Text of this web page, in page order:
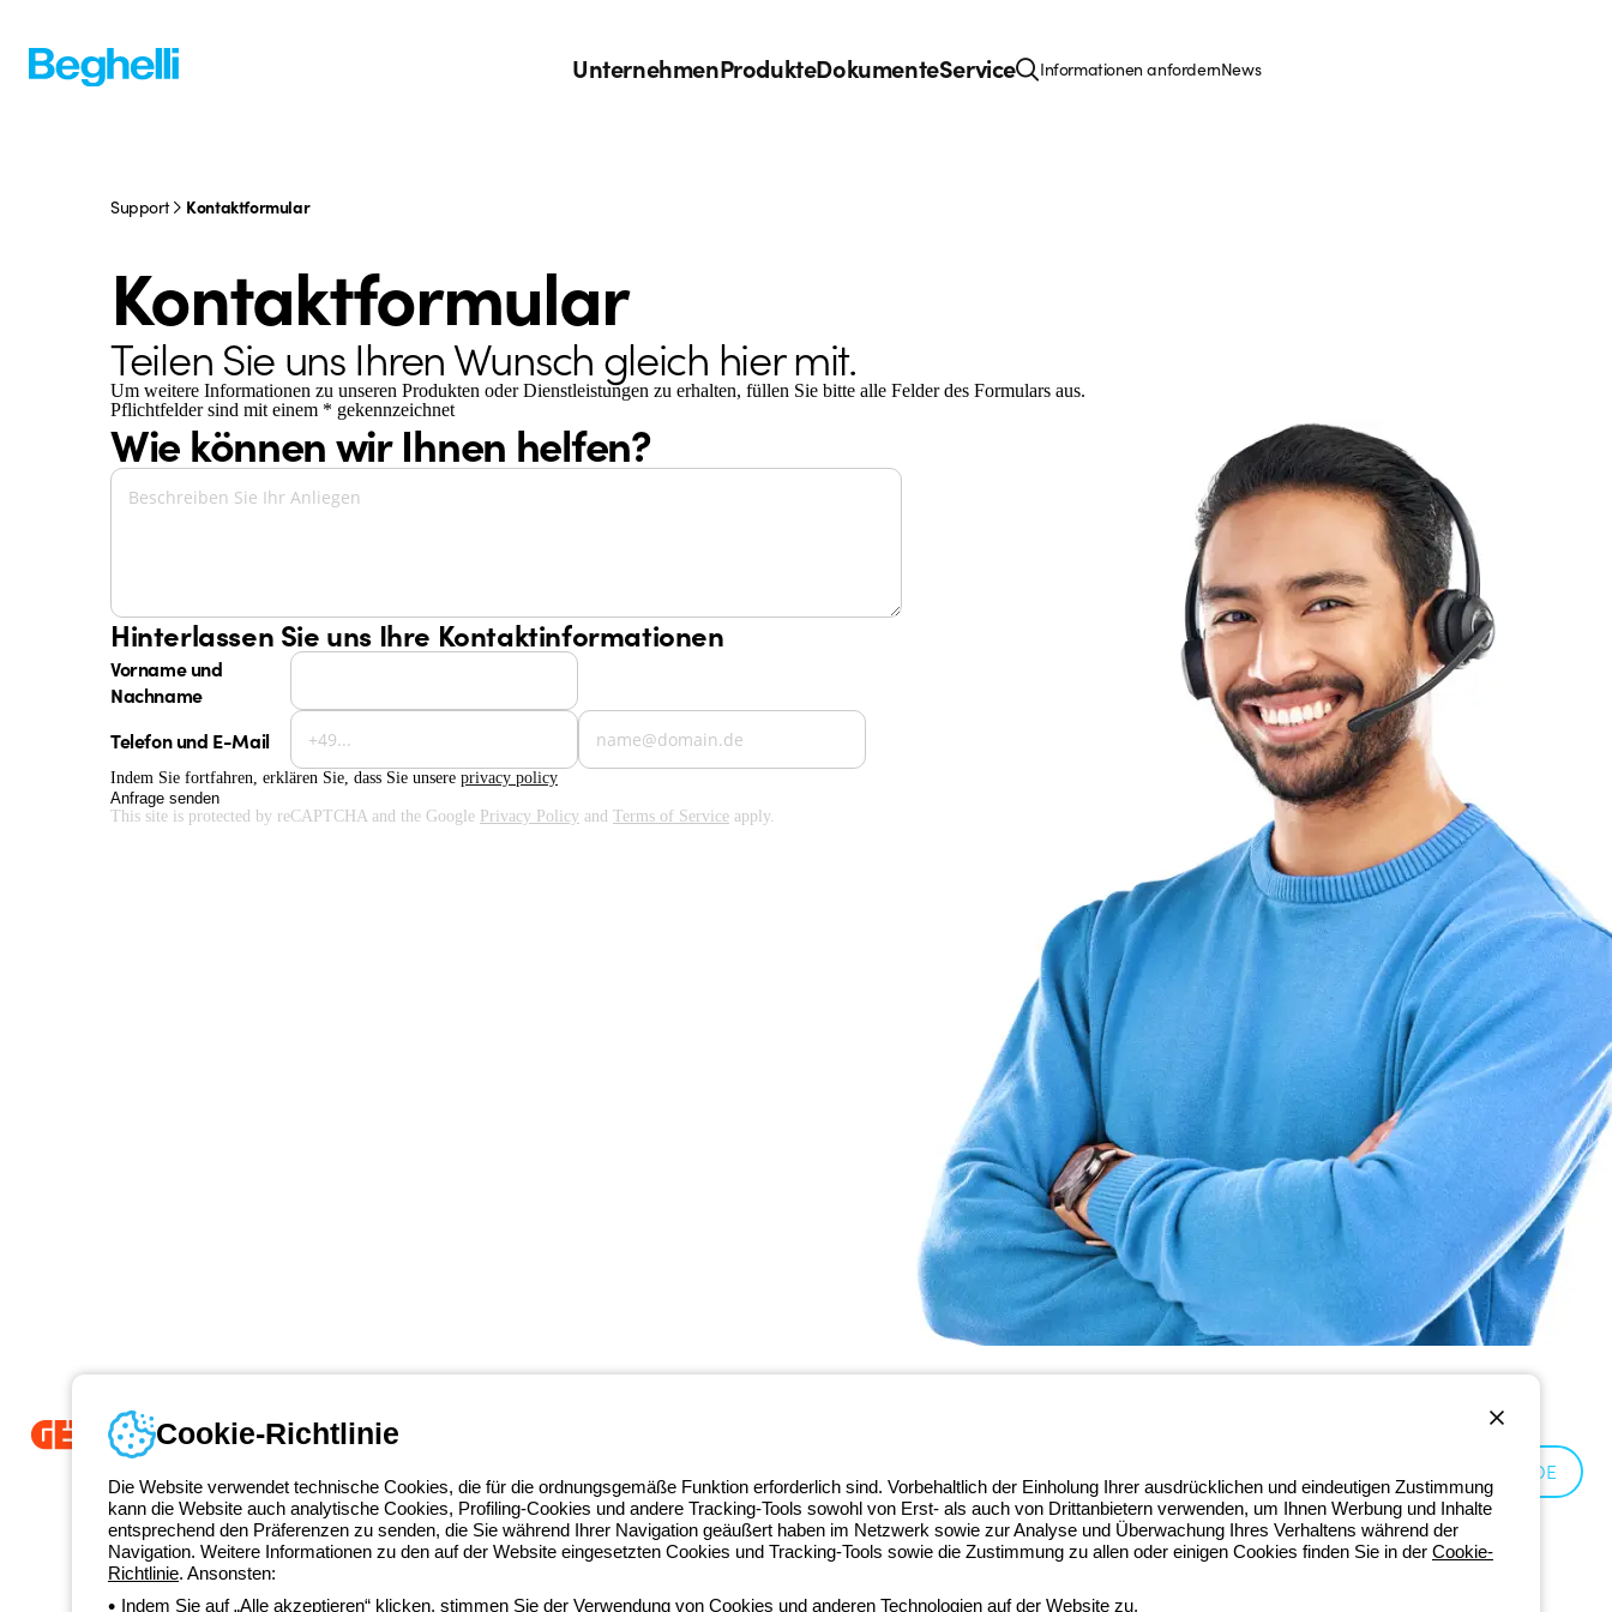
UnternehmenProdukteDokumenteService Informationen anfordernNews
Support Kontaktformular
Kontaktformular
Teilen Sie uns Ihren Wunsch gleich hier mit.
Um weitere Informationen zu unseren Produkten oder Dienstleistungen zu erhalten, füllen Sie bitte alle Felder des Formulars aus.
Pflichtfelder sind mit einem * gekennzeichnet
Wie können wir Ihnen helfen?
Hinterlassen Sie uns Ihre Kontaktinformationen
Vorname und
Nachname
Telefon und E-Mail
Indem Sie fortfahren, erklären Sie, dass Sie unsere privacy policy
Anfrage senden
This site is protected by reCAPTCHA and the Google Privacy Policy and Terms of Service apply.
Seit 2025 ist Beghelli Teil der GEWISS Group und Teil des GEWISS LightZone-Ökosystems, in dem wir
integrierte Beleuchtungslösungen entwickeln, die Komplexität in Einfachheit verwandeln und Fachleute
sowie Endnutzer dabei unterstützen, ihre Anforderungen zu erfüllen.Erfahren Sie mehr über GEWISS.
DE
Kontakt
Montag bis Freitag von 8:00 bis 17:00 Uhr +49 2064 97010
Cookie-Richtlinie
Die Website verwendet technische Cookies, die für die ordnungsgemäße Funktion erforderlich sind. Vorbehaltlich der Einholung Ihrer ausdrücklichen und eindeutigen Zustimmung
kann die Website auch analytische Cookies, Profiling-Cookies und andere Tracking-Tools sowohl von Erst- als auch von Drittanbietern verwenden, um Ihnen Werbung und Inhalte
entsprechend den Präferenzen zu senden, die Sie während Ihrer Navigation geäußert haben im Netzwerk sowie zur Analyse und Überwachung Ihres Verhaltens während der
Navigation. Weitere Informationen zu den auf der Website eingesetzten Cookies und Tracking-Tools sowie die Zustimmung zu allen oder einigen Cookies finden Sie in der Cookie-
Richtlinie. Ansonsten:
Indem Sie auf „Alle akzeptieren“ klicken, stimmen Sie der Verwendung von Cookies und anderen Technologien auf der Website zu.